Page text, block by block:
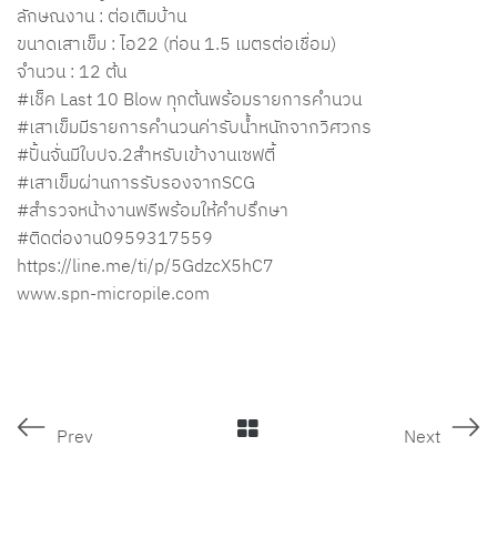
ลักษณงาน : ต่อเติมบ้าน
ขนาดเสาเข็ม : ไอ22 (ท่อน 1.5 เมตรต่อเชื่อม)
จำนวน : 12 ต้น
#เช็ค Last 10 Blow ทุกต้นพร้อมรายการคำนวน
#เสาเข็มมีรายการคำนวนค่ารับน้ำหนักจากวิศวกร
#ปั้นจั่นมีใบปจ.2สำหรับเข้างานเซฟตี้
#เสาเข็มผ่านการรับรองจากSCG
#สำรวจหน้างานฟรีพร้อมให้คำปรึกษา
#ติดต่องาน0959317559
https://line.me/ti/p/5GdzcX5hC7
www.spn-micropile.com
Prev Next